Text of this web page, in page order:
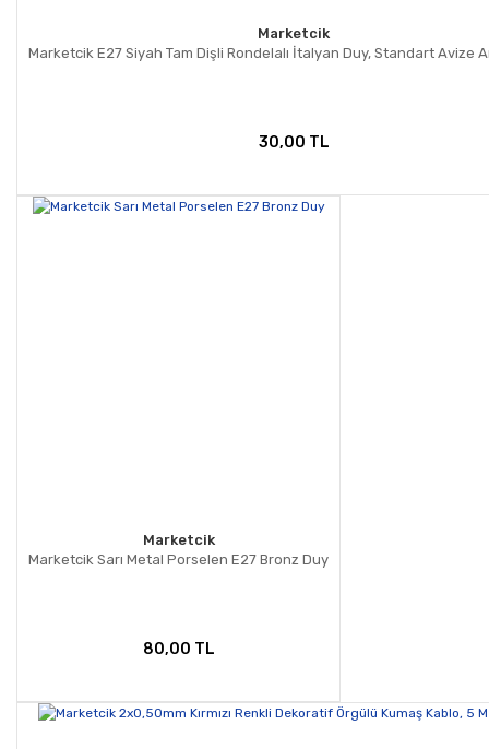
Marketcik
Marketcik E27 Siyah Tam Dişli Rondelalı İtalyan Duy, Standart Avize
30,00 TL
Marketcik
Marketcik Sarı Metal Porselen E27 Bronz Duy
80,00 TL